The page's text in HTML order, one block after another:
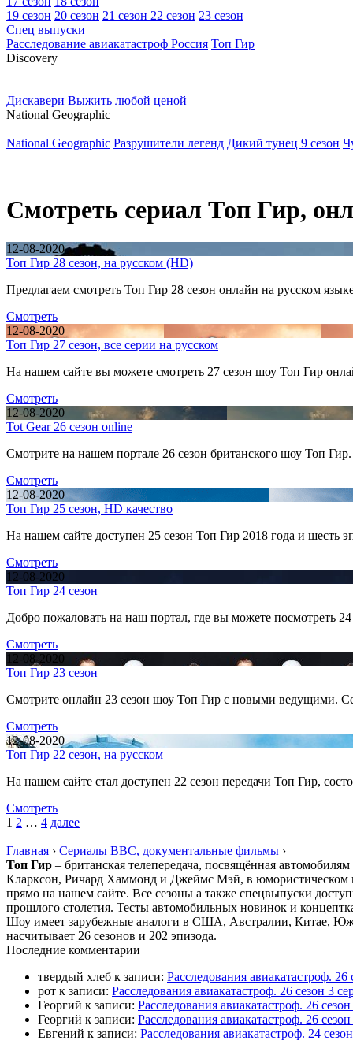
19 сезон 20 сезон 21 сезон 22 сезон 23 сезон
Спец выпуски
Расследование авиакатастроф Россия Топ Гир
Discovery
Дискавери Выжить любой ценой
National Geographic
National Geographic Разрушители легенд Дикий тунец 9 сезон
Смотреть сериал Топ Гир,
12-08-2020
Топ Гир 28 сезон, на русском (HD)
Предлагаем смотреть Топ Гир 28 сезон онлайн на русском
Смотреть
12-08-2020
Топ Гир 27 сезон, все серии на русском
На нашем сайте вы можете смотреть 27 сезон шоу Топ Гир
Смотреть
12-08-2020
Tot Gear 26 сезон online
Смотрите на нашем портале 26 сезон британского шоу Топ
Смотреть
12-08-2020
Топ Гир 25 сезон, HD качество
На нашем сайте доступен 25 сезон Топ Гир 2018 года и
Смотреть
12-08-2020
Топ Гир 24 сезон
Добро пожаловать на наш портал, где вы можете посмотреть
Смотреть
12-08-2020
Топ Гир 23 сезон
Смотрите онлайн 23 сезон шоу Топ Гир с новыми ведущими.
Смотреть
12-08-2020
Топ Гир 22 сезон, на русском
На нашем сайте стал доступен 22 сезон передачи Топ Гир,
Смотреть
1 2 … 4 далее
Главная › Сериалы BBC, документальные фильмы ›
Топ Гир – британская телепередача, посвящённая
Кларксон, Ричард Хаммонд и Джеймс Мэй, в юмористическом
прямо на нашем сайте. Все сезоны а также спецвыпуски
прошлого столетия. Тесты автомобильных новинок и
Шоу имеет зарубежные аналоги в США, Австралии, Китае,
насчитывает 26 сезонов и 202 эпизода.
Последние комментарии
твердый хлеб к записи: Расследования авиакатастроф.
рот к записи: Расследования авиакатастроф. 26 сезон 3
Георгий к записи: Расследования авиакатастроф. 26
Георгий к записи: Расследования авиакатастроф. 26
Евгений к записи: Расследования авиакатастроф. 24